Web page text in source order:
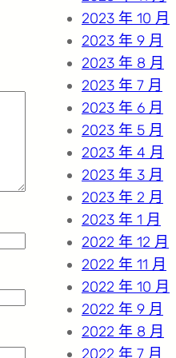
2023 年 10 月
2023 年 9 月
2023 年 8 月
2023 年 7 月
2023 年 6 月
2023 年 5 月
2023 年 4 月
2023 年 3 月
2023 年 2 月
2023 年 1 月
2022 年 12 月
2022 年 11 月
2022 年 10 月
2022 年 9 月
2022 年 8 月
2022 年 7 月